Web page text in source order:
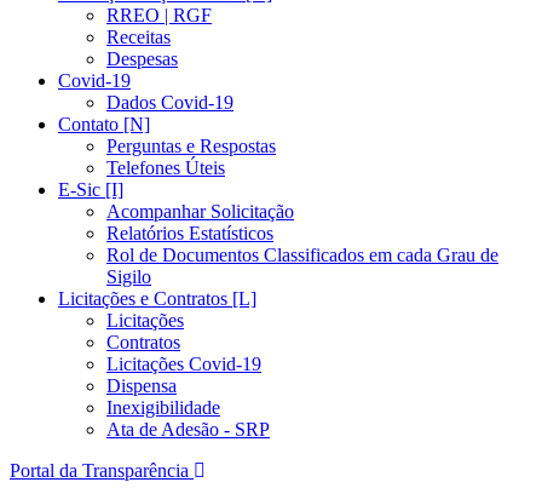
RREO | RGF
Receitas
Despesas
Covid-19
Dados Covid-19
Contato [N]
Perguntas e Respostas
Telefones Úteis
E-Sic [I]
Acompanhar Solicitação
Relatórios Estatísticos
Rol de Documentos Classificados em cada Grau de
Sigilo
Licitações e Contratos [L]
Licitações
Contratos
Licitações Covid-19
Dispensa
Inexigibilidade
Ata de Adesão - SRP
Portal da Transparência